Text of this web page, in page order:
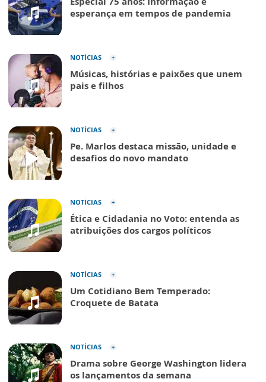
esperança em tempos de pandemia
NOTÍCIAS
Músicas, histórias e paixões que unem
pais e filhos
NOTÍCIAS
Pe. Marlos destaca missão, unidade e
desafios do novo mandato
NOTÍCIAS
Ética e Cidadania no Voto: entenda as
atribuições dos cargos políticos
NOTÍCIAS
Um Cotidiano Bem Temperado:
Croquete de Batata
NOTÍCIAS
Drama sobre George Washington lidera
os lançamentos da semana